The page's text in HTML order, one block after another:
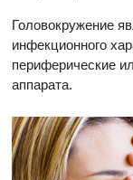
Головокружение
инфекционного
периферические
аппарата.